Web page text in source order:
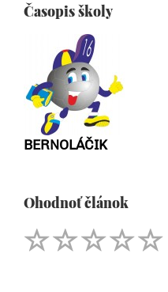
Časopis školy
BERNOLÁČIK
Ohodnoť článok